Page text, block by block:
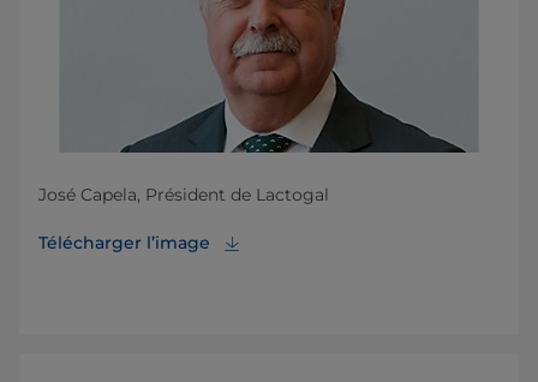
José Capela, Président de Lactogal
Télécharger l’image